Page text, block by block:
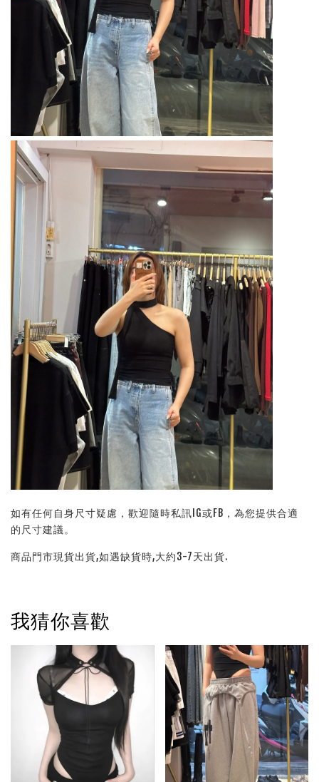
如有任何自身尺寸疑慮，歡迎隨時私訊IG或FB，為您提供合適
的尺寸建議。
商品門市現貨出貨,如遇缺貨時,大約3-7天出貨.
我猜你喜歡